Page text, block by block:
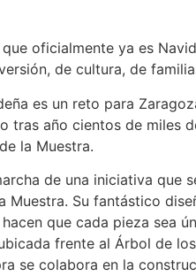
oficialmente ya es
de cultura, de
es un reto para
tras año cientos de miles
la Muestra.
de una iniciativa que
Muestra. Su fantástico
que cada pieza sea
frente al Árbol de
se colabora en la